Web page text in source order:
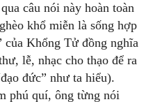
câu nói này hoàn toàn
khổ miễn là sống hợp
của Khổng Tử đồng nghĩa
lễ, nhạc cho thạo để ra
đức” như ta hiểu).
phú quí, ông từng nói